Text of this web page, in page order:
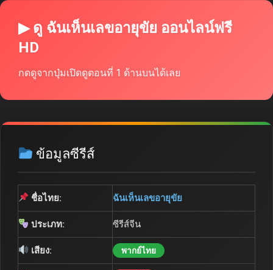
▶ ดู ฉันเห็นเลขอายุขัย ออนไลน์ฟรี
HD
กดดูจากปุ่มเปิดดูตอนที่ 1 ด้านบนได้เลย
ข้อมูลซีรีส์
ชื่อไทย: ฉันเห็นเลขอายุขัย
ประเภท: ซีรีส์จีน
เสียง: พากย์ไทย